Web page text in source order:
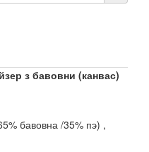
з бавовни (канвас)
бавовна /35% пэ) ,